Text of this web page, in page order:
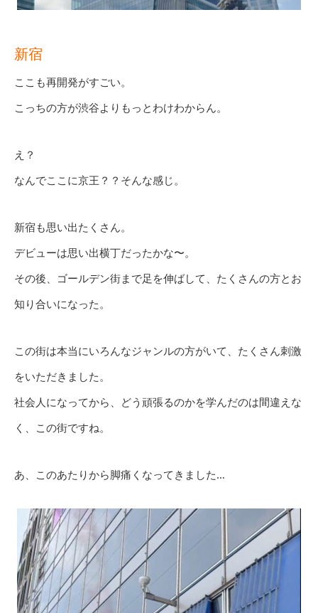
新宿
ここも再開発がすごい。
こっちの方が渋谷よりもっとわけわからん。
え？
なんでここに京王？？そんな感じ。
新宿も思い出たくさん。
デビューは思い出横丁だったかな〜。
その後、ゴールデン街まで足を伸ばして、たくさんの方とお
知り合いになった。
この街は本当にいろんなジャンルの方がいて、たくさん刺激
をいただきました。
社会人になってから、どう頑張るのかを学んだのは間違えな
く、この街ですね。
あ、このあたりから脚痛くなってきました…